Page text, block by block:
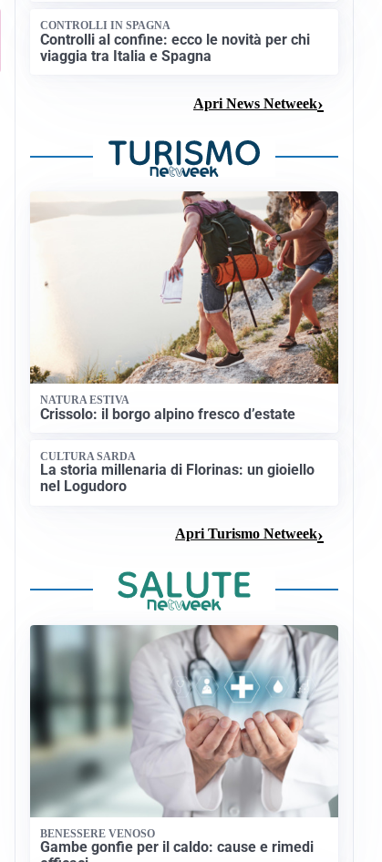
CONTROLLI IN SPAGNA
Controlli al confine: ecco le novità per chi
viaggia tra Italia e Spagna
Apri News Netweek
NATURA ESTIVA
Crissolo: il borgo alpino fresco d’estate
CULTURA SARDA
La storia millenaria di Florinas: un gioiello
nel Logudoro
Apri Turismo Netweek
BENESSERE VENOSO
Gambe gonfie per il caldo: cause e rimedi